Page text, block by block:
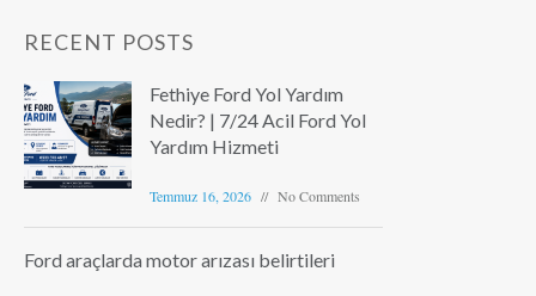
RECENT POSTS
Fethiye Ford Yol Yardım
Nedir? | 7/24 Acil Ford Yol
Yardım Hizmeti
Temmuz 16, 2026 No Comments
Ford araçlarda motor arızası belirtileri